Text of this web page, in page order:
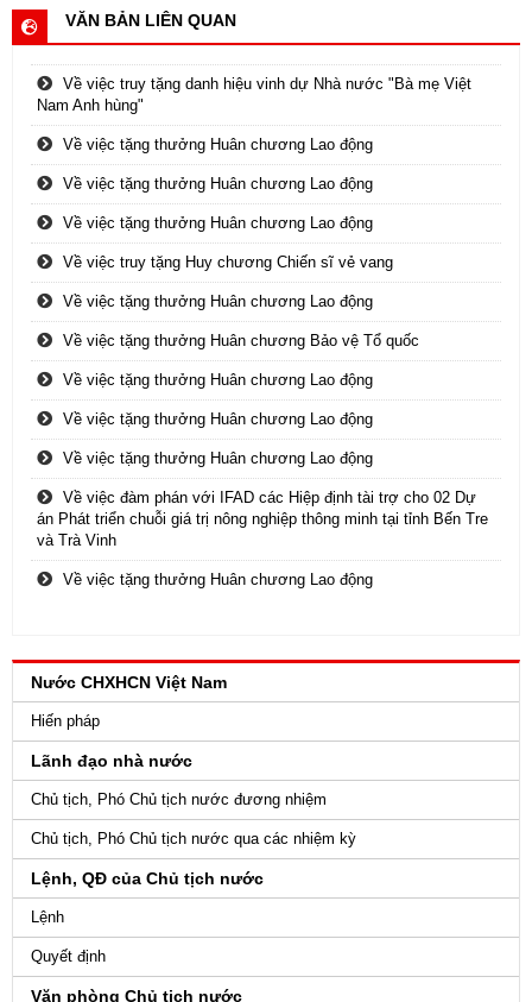
VĂN BẢN LIÊN QUAN
Về việc truy tặng danh hiệu vinh dự Nhà nước "Bà mẹ Việt
Nam Anh hùng"
Về việc tặng thưởng Huân chương Lao động
Về việc tặng thưởng Huân chương Lao động
Về việc tặng thưởng Huân chương Lao động
Về việc truy tặng Huy chương Chiến sĩ vẻ vang
Về việc tặng thưởng Huân chương Lao động
Về việc tặng thưởng Huân chương Bảo vệ Tổ quốc
Về việc tặng thưởng Huân chương Lao động
Về việc tặng thưởng Huân chương Lao động
Về việc tặng thưởng Huân chương Lao động
Về việc đàm phán với IFAD các Hiệp định tài trợ cho 02 Dự
án Phát triển chuỗi giá trị nông nghiệp thông minh tại tỉnh Bến Tre
và Trà Vinh
Về việc tặng thưởng Huân chương Lao động
Nước CHXHCN Việt Nam
Hiến pháp
Lãnh đạo nhà nước
Chủ tịch, Phó Chủ tịch nước đương nhiệm
Chủ tịch, Phó Chủ tịch nước qua các nhiệm kỳ
Lệnh, QĐ của Chủ tịch nước
Lệnh
Quyết định
Văn phòng Chủ tịch nước